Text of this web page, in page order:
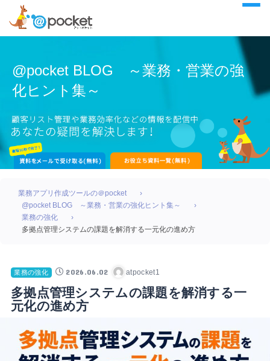
@pocket BLOG ～業務・営業の強
化ヒント集～
業務アプリ作成ツールの＠pocket
@pocket BLOG ～業務・営業の強化ヒント集～
業務の強化
多拠点管理システムの課題を解消する一元化の進め方
業務の強化 2026.06.02 atpocket1
多拠点管理システムの課題を解消する一
元化の進め方